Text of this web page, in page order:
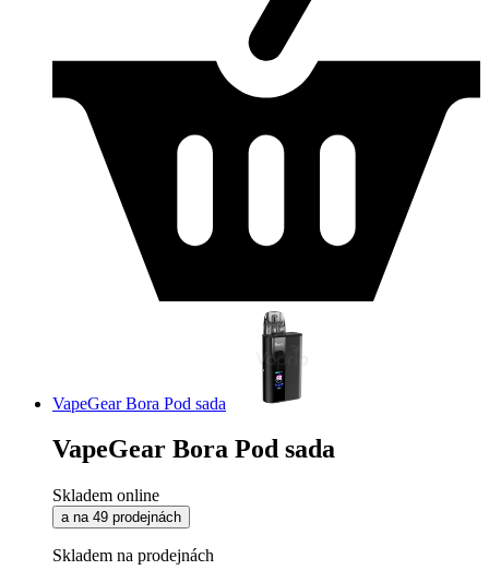
VapeGear Bora Pod sada
VapeGear Bora Pod sada
Skladem online
a na 49 prodejnách
Skladem na prodejnách